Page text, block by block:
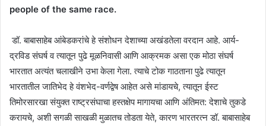
people of the same race.
डॉ. बाबासाहेब आंबेडकरांचे हे संशोधन देशाच्या अखंडतेला वरदान आहे. आर्य-
द्रविड संघर्ष व त्यातून पुढे मूळनिवासी आणि आक्रमक असा एक मोठा संघर्ष
भारतात अत्यंत चलाखीने उभा केला गेला. त्याचे टोक गाठताना पुढे त्यातून
भारतातील जातिभेद हे वंशभेद-वर्णद्वेष आहेत असे मांडायचे, त्यातून ईस्ट
तिमोरसारखा संयुक्त राष्ट्रसंघाचा हस्तक्षेप मागायचा आणि अंतिमत: देशाचे तुकडे
करायचे, अशी सगळी साखळी मुळातच तोडता येते, कारण भारतरत्न डॉ. बाबासाहेब